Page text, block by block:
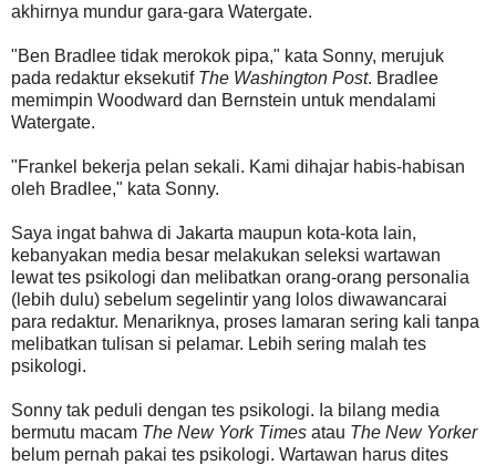
akhirnya mundur gara-gara Watergate.
"Ben Bradlee tidak merokok pipa," kata Sonny, merujuk
pada redaktur eksekutif The Washington Post. Bradlee
memimpin Woodward dan Bernstein untuk mendalami
Watergate.
"Frankel bekerja pelan sekali. Kami dihajar habis-habisan
oleh Bradlee," kata Sonny.
Saya ingat bahwa di Jakarta maupun kota-kota lain,
kebanyakan media besar melakukan seleksi wartawan
lewat tes psikologi dan melibatkan orang-orang personalia
(lebih dulu) sebelum segelintir yang lolos diwawancarai
para redaktur. Menariknya, proses lamaran sering kali tanpa
melibatkan tulisan si pelamar. Lebih sering malah tes
psikologi.
Sonny tak peduli dengan tes psikologi. Ia bilang media
bermutu macam The New York Times atau The New Yorker
belum pernah pakai tes psikologi. Wartawan harus dites